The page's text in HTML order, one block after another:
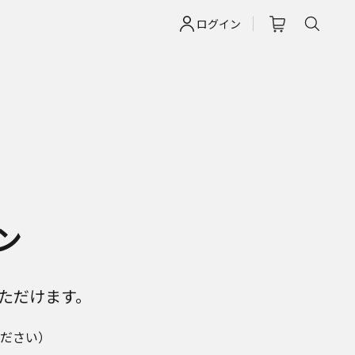
ログイン
けます。
さい）